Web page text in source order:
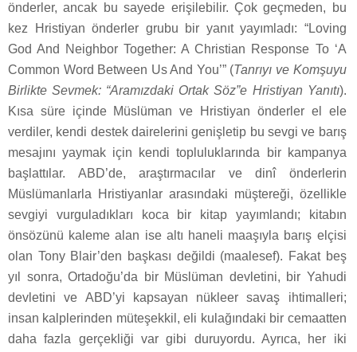
önderler, ancak bu sayede erişilebilir. Çok geçmeden, bu
kez Hristiyan önderler grubu bir yanıt yayımladı: “Loving
God And Neighbor Together: A Christian Response To ‘A
Common Word Between Us And You’” (Tanrıyı ve Komşuyu
Birlikte Sevmek: “Aramızdaki Ortak Söz”e Hristiyan Yanıtı).
Kısa süre içinde Müslüman ve Hristiyan önderler el ele
verdiler, kendi destek dairelerini genişletip bu sevgi ve barış
mesajını yaymak için kendi topluluklarında bir kampanya
başlattılar. ABD’de, araştırmacılar ve dinî önderlerin
Müslümanlarla Hristiyanlar arasındaki müştereği, özellikle
sevgiyi vurguladıkları koca bir kitap yayımlandı; kitabın
önsözünü kaleme alan ise altı haneli maaşıyla barış elçisi
olan Tony Blair’den başkası değildi (maalesef). Fakat beş
yıl sonra, Ortadoğu’da bir Müslüman devletini, bir Yahudi
devletini ve ABD’yi kapsayan nükleer savaş ihtimalleri;
insan kalplerinden müteşekkil, eli kulağındaki bir cemaatten
daha fazla gerçekliği var gibi duruyordu. Ayrıca, her iki